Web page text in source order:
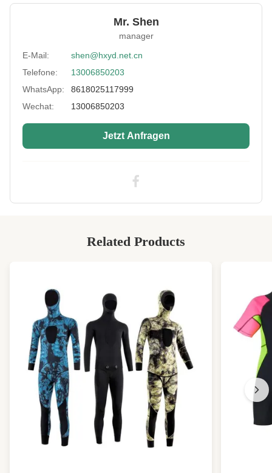
Thickness: 1 mm bis 15 mm
Umweltfreundlich, wasserdicht
Process: laminiert
Usage:
Rutschfeste, Heizweste, Gürtel,
Hardness: 10 bis 13°
Size:
Sample: Kostenlose Mustermaterialien als Referenz
82'' langes Neopren-Gewebe-Bahn
Mr. Shen
manager
E-Mail:
shen@hxyd.net.cn
Telefone:
13006850203
WhatsApp:
8618025117999
Wechat:
13006850203
Jetzt Anfragen
Related Products